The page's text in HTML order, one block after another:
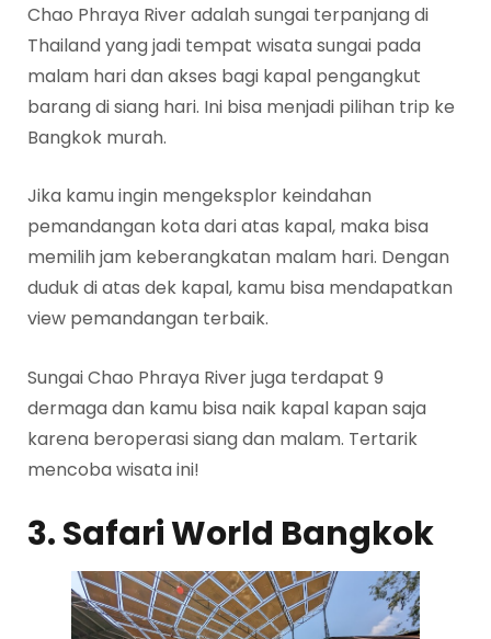
Chao Phraya River adalah sungai terpanjang di
Thailand yang jadi tempat wisata sungai pada
malam hari dan akses bagi kapal pengangkut
barang di siang hari. Ini bisa menjadi pilihan trip ke
Bangkok murah.
Jika kamu ingin mengeksplor keindahan
pemandangan kota dari atas kapal, maka bisa
memilih jam keberangkatan malam hari. Dengan
duduk di atas dek kapal, kamu bisa mendapatkan
view pemandangan terbaik.
Sungai Chao Phraya River juga terdapat 9
dermaga dan kamu bisa naik kapal kapan saja
karena beroperasi siang dan malam. Tertarik
mencoba wisata ini!
3. Safari World Bangkok